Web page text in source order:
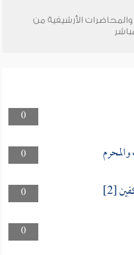
الأرشيفية من
0
0
0
[2]
0